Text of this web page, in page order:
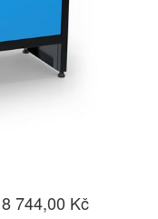
8 744,00 Kč